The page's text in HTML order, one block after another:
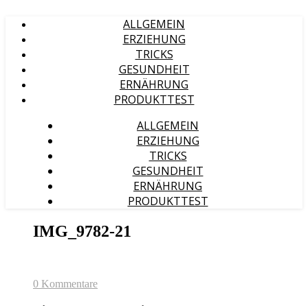
ALLGEMEIN
ERZIEHUNG
TRICKS
GESUNDHEIT
ERNÄHRUNG
PRODUKTTEST
ALLGEMEIN
ERZIEHUNG
TRICKS
GESUNDHEIT
ERNÄHRUNG
PRODUKTTEST
IMG_9782-21
0 Kommentare